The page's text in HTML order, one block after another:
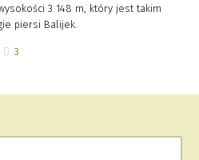
3 148 m, który jest takim
piersi Balijek.
3